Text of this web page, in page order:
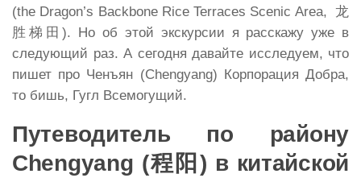
(the Dragon’s Backbone Rice Terraces Scenic Area, 龙
胜梯田). Но об этой экскурсии я расскажу уже в
следующий раз. А сегодня давайте исследуем, что
пишет про Ченъян (Chengyang) Корпорация Добра,
то бишь, Гугл Всемогущий.
Путеводитель по району
Chengyang (程阳) в китайской